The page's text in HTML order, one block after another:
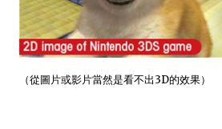
（從圖片或影片當然是看不出3D的效果）